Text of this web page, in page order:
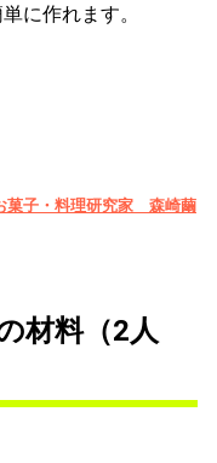
に作れます。
菓子・料理研究家 森崎繭
材料（2人